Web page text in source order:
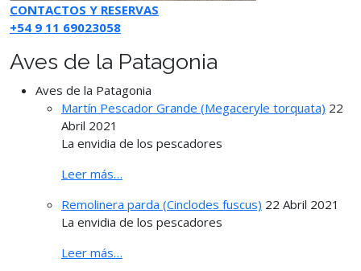
CONTACTOS Y RESERVAS
+54 9 11 69023058
Aves de la Patagonia
Aves de la Patagonia
Martín Pescador Grande (Megaceryle torquata) 22
Abril 2021
La envidia de los pescadores
Leer más…
Remolinera parda (Cinclodes fuscus) 22 Abril 2021
La envidia de los pescadores
Leer más…